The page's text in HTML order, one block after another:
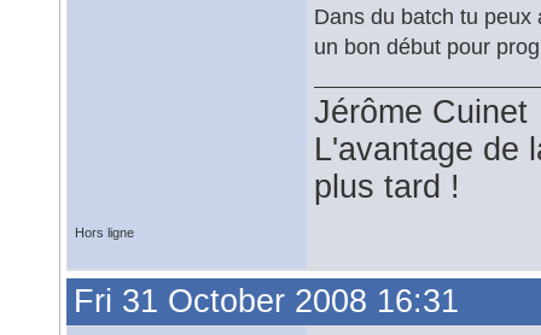
Dans du batch tu
un bon début pour
Jérôme Cuinet
L'avantage de
plus tard !
Hors ligne
Fri 31 October 2008 16:31